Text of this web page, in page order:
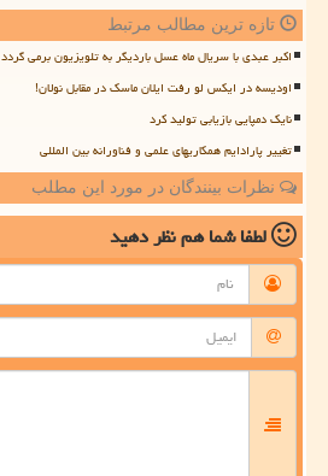
تازه ترین مطالب مرتبط
اکبر عبدی با سریال ماه عسل باردیگر به تلویزیون برمی گردد
اودیسه در ایکس لو رفت ایلان ماسک در مقابل نولان!
نایک دمپایی بازیابی تولید کرد
تغییر پارادایم همکاریهای علمی و فناورانه بین المللی
نظرات بینندگان در مورد این مطلب
لطفا شما همنظر دهید